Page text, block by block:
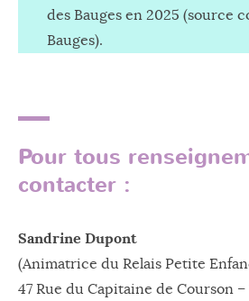
des Bauges en 2025 (source
Bauges).
Pour tous
contacter :
Sandrine Dupont
(Animatrice du Relais Petite
47 Rue du Capitaine de Courson –